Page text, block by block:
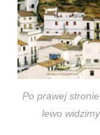
Po prawej
lewo